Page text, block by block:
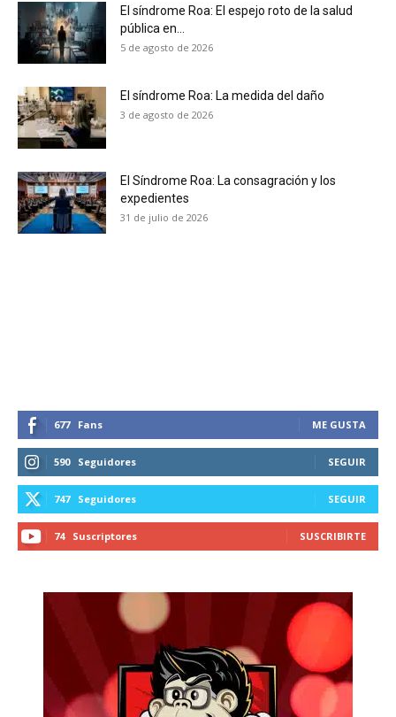
No te pierdas de las
receive all the news of vaping and
tobacco harm reduction in your email.
SUBSCRIBIRSE
El síndrome Roa: El espejo roto de la salud
pública en...
5 de agosto de 2026
El síndrome Roa: La medida del daño
3 de agosto de 2026
El Síndrome Roa: La consagración y los
expedientes
31 de julio de 2026
677 Fans ME GUSTA
590 Seguidores SEGUIR
747 Seguidores SEGUIR
74 Suscriptores SUSCRIBIRTE